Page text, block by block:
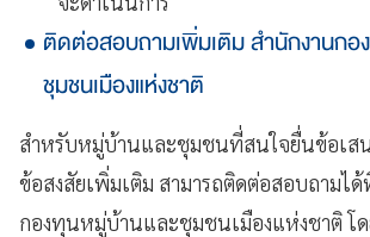
ติดต่อสอบถามเพิ่มเติม สำนักงานกอ
ชุมชนเมืองแห่งชาติ
สำหรับหมู่บ้านและชุมชนที่สนใจยื่นข้อเสน
ข้อสงสัยเพิ่มเติม สามารถติดต่อสอบถามไ
กองทุนหมู่บ้านและชุมชนเมืองแห่งชาติ โด